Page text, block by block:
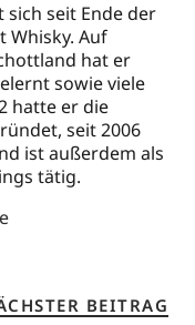
sich seit Ende der
Whisky. Auf
hat er
sowie viele
hatte er die
seit 2006
ist außerdem als
tätig.
BEITRAG